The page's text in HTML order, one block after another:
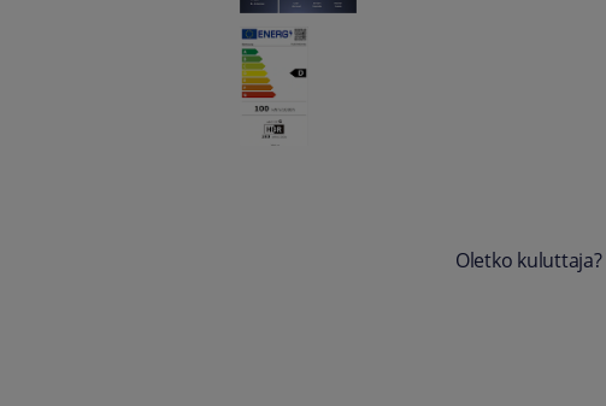
Oletko kuluttaja?